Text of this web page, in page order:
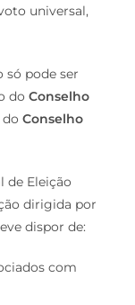
universal,
só pode ser
doConselho
doConselho
de Eleição
dirigida por
dispor de:
com